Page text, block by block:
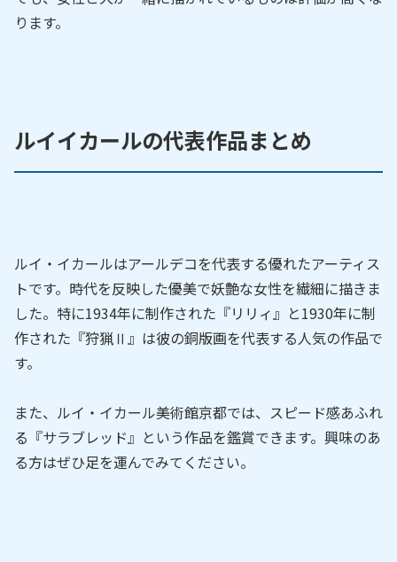
ります。
ルイイカールの代表作品まとめ
ルイ・イカールはアールデコを代表する優れたアーティス
トです。時代を反映した優美で妖艶な女性を繊細に描きま
した。特に1934年に制作された『リリィ』と1930年に制
作された『狩猟Ⅱ』は彼の銅版画を代表する人気の作品で
す。
また、ルイ・イカール美術館京都では、スピード感あふれ
る『サラブレッド』という作品を鑑賞できます。興味のあ
る方はぜひ足を運んでみてください。